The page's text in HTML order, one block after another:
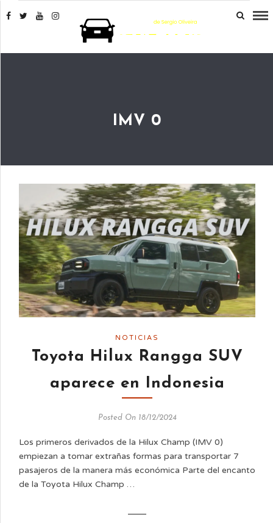
IMV 0
NOTICIAS
Toyota Hilux Rangga SUV
aparece en Indonesia
Posted On 18/12/2024
Los primeros derivados de la Hilux Champ (IMV 0)
empiezan a tomar extrañas formas para transportar 7
pasajeros de la manera más económica Parte del encanto
de la Toyota Hilux Champ …